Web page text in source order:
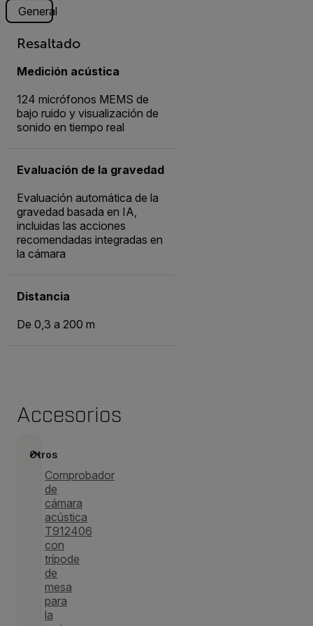
General
Resaltado
Medición acústica
124 micrófonos MEMS de
bajo ruido y visualización de
sonido en tiempo real
Evaluación de la gravedad
Evaluación automática de la
gravedad basada en IA,
incluidas las acciones
recomendadas integradas en
la cámara
Distancia
De 0,3 a 200 m
Accesorios
Otros
Comprobador
de
cámara
acústica
T912406
con
trípode
de
mesa
para
la